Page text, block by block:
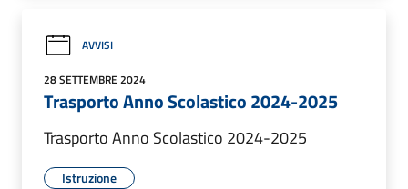
AVVISI
28 SETTEMBRE 2024
Trasporto Anno Scolastico 2024-2025
Trasporto Anno Scolastico 2024-2025
Istruzione